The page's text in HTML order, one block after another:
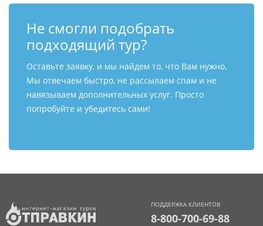
Не смогли подобрать
подходящий тур?
Оставьте заявку, и мы найдем то, что Вам нужно.
Мы отвечаем быстро, не рассылаем спам и не
навязываем дополнительных услуг. Просто
попробуйте и убедитесь сами!
ПОДДЕРЖКА КЛИЕНТОВ
8-800-700-69-88